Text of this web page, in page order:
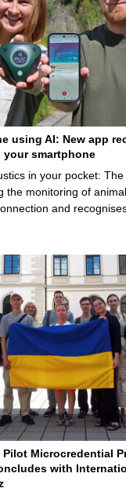
using AI: New app
smartphone
in your pocket:
the monitoring of
and
Microcredential
with